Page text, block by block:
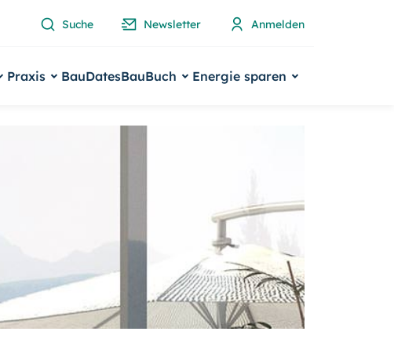
Suche Newsletter Anmelden
Praxis BauDatesBauBuch Energie sparen